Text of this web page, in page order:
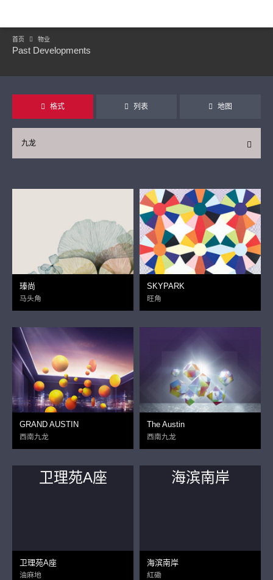
首页 物业
Past Developments
格式 列表 地图
九龙
瑧尚
马头角
SKYPARK
旺角
GRAND AUSTIN
西南九龙
The Austin
西南九龙
卫理苑A座
卫理苑A座
油麻地
海滨南岸
海滨南岸
紅磡
继续